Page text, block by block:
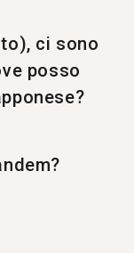
ci sono
posso